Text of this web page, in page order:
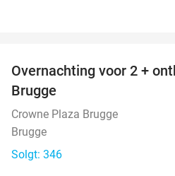
Overnachting voor 2 +
Brugge
Crowne Plaza Brugge
Brugge
Solgt: 346